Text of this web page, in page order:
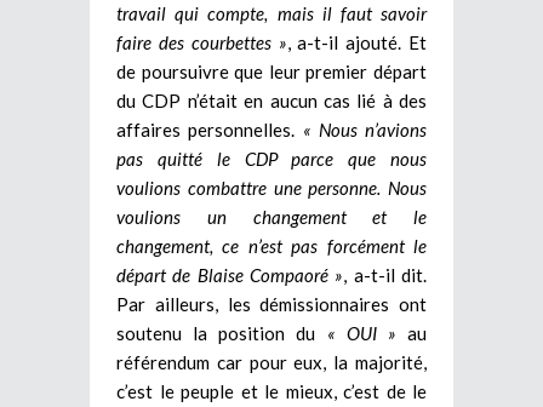
travail qui compte, mais il faut savoir
faire des courbettes » , a-t-il ajouté. Et
de poursuivre que leur premier départ
du CDP n’était en aucun cas lié à des
affaires personnelles. « Nous n’avions
pas quitté le CDP parce que nous
voulions combattre une personne. Nous
voulions un changement et le
changement, ce n’est pas forcément le
départ de Blaise Compaoré » , a-t-il dit.
Par ailleurs, les démissionnaires ont
soutenu la position du « OUI » au
référendum car pour eux, la majorité,
c’est le peuple et le mieux, c’est de le